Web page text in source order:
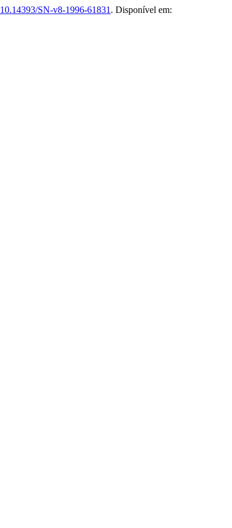
10.14393/SN-v8-1996-61831 . Disponível em: